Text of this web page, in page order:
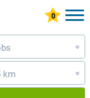
»
km »